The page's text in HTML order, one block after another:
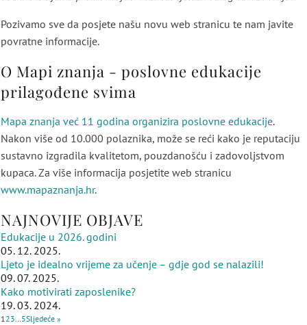
Pozivamo sve da posjete našu novu web stranicu te nam javite
povratne informacije.
O Mapi znanja - poslovne edukacije
prilagođene svima
Mapa znanja već 11 godina organizira poslovne edukacije.
Nakon više od 10.000 polaznika, može se reći kako je reputaciju
sustavno izgradila kvalitetom, pouzdanošću i zadovoljstvom
kupaca. Za više informacija posjetite web stranicu
www.mapaznanja.hr.
NAJNOVIJE OBJAVE
Edukacije u 2026. godini
05. 12. 2025.
Ljeto je idealno vrijeme za učenje – gdje god se nalazili!
09. 07. 2025.
Kako motivirati zaposlenike?
19. 03. 2024.
123…5Sljedeće »